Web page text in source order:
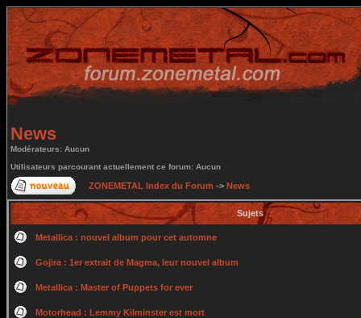
News
Modérateurs: Aucun
Utilisateurs parcourant actuellement ce forum: Aucun
ZONEMETAL Index du Forum -> News
Sujets
Metallica : nouvel album pour cet automne
Gojira : 1er extrait de Magma, leur nouvel album
Metallica : Master of Puppets for ever
Motorhead : Lemmy Kilminster est mort